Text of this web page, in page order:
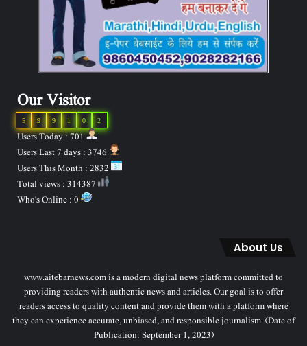
Our Visitor
2
0
1
9
9
5
Users Today : 701
About Us
www.aitebarnews.com is a modern digital news platform committed to
providing readers with authentic news and articles. Our goal is to offer
readers access to quality content and provide them with a platform where
they can experience accurate, unbiased, and responsible journalism. (Date of
Publication: September 1, 2023)